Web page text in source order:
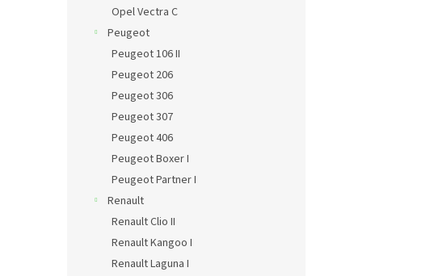
Opel Vectra C
Peugeot
Peugeot 106 II
Peugeot 206
Peugeot 306
Peugeot 307
Peugeot 406
Peugeot Boxer I
Peugeot Partner I
Renault
Renault Clio II
Renault Kangoo I
Renault Laguna I